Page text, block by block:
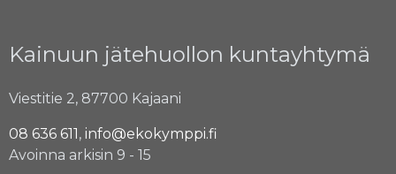
Kainuun jätehuollon kuntayhtymä
Viestitie 2, 87700 Kajaani
08 636 611, info@ekokymppi.fi
Avoinna arkisin 9 - 15